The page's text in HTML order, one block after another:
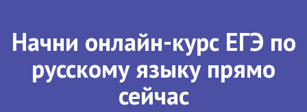
Начни онлайн-курс ЕГЭ по
русскому языку прямо
сейчас